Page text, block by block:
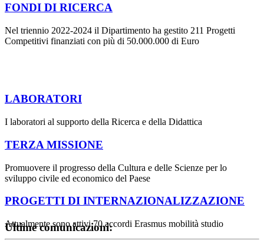
FONDI DI RICERCA
Nel triennio 2022-2024 il Dipartimento ha gestito 211 Progetti
Competitivi finanziati con più di 50.000.000 di Euro
LABORATORI
I laboratori al supporto della Ricerca e della Didattica
TERZA MISSIONE
Promuovere il progresso della Cultura e delle Scienze per lo
sviluppo civile ed economico del Paese
PROGETTI DI INTERNAZIONALIZZAZIONE
Attualmente sono attivi 70 accordi Erasmus mobilità studio
Ultime comunicazioni: